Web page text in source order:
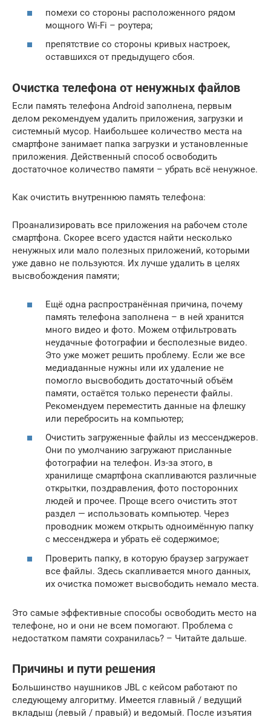
помехи со стороны расположенного рядом
мощного Wi-Fi – роутера;
препятствие со стороны кривых настроек,
оставшихся от предыдущего сбоя.
Очистка телефона от ненужных файлов
Если память телефона Android заполнена, первым
делом рекомендуем удалить приложения, загрузки и
системный мусор. Наибольшее количество места на
смартфоне занимает папка загрузки и установленные
приложения. Действенный способ освободить
достаточное количество памяти – убрать всё ненужное.
Как очистить внутреннюю память телефона:
Проанализировать все приложения на рабочем столе
смартфона. Скорее всего удастся найти несколько
ненужных или мало полезных приложений, которыми
уже давно не пользуются. Их лучше удалить в целях
высвобождения памяти;
Ещё одна распространённая причина, почему
память телефона заполнена – в ней хранится
много видео и фото. Можем отфильтровать
неудачные фотографии и бесполезные видео.
Это уже может решить проблему. Если же все
медиаданные нужны или их удаление не
помогло высвободить достаточный объём
памяти, остаётся только перенести файлы.
Рекомендуем переместить данные на флешку
или перебросить на компьютер;
Очистить загруженные файлы из мессенджеров.
Они по умолчанию загружают присланные
фотографии на телефон. Из-за этого, в
хранилище смартфона скапливаются различные
открытки, поздравления, фото посторонних
людей и прочее. Проще всего очистить этот
раздел — использовать компьютер. Через
проводник можем открыть одноимённую папку
с мессенджера и убрать её содержимое;
Проверить папку, в которую браузер загружает
все файлы. Здесь скапливается много данных,
их очистка поможет высвободить немало места.
Это самые эффективные способы освободить место на
телефоне, но и они не всем помогают. Проблема с
недостатком памяти сохранилась? – Читайте дальше.
Причины и пути решения
Большинство наушников JBL с кейсом работают по
следующему алгоритму. Имеется главный / ведущий
вкладыш (левый / правый) и ведомый. После изъятия